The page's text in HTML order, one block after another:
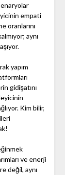
empati
oranlarını
aynı
yapım
gidişatını
Kim bilir,
ve enerji
değil, aynı